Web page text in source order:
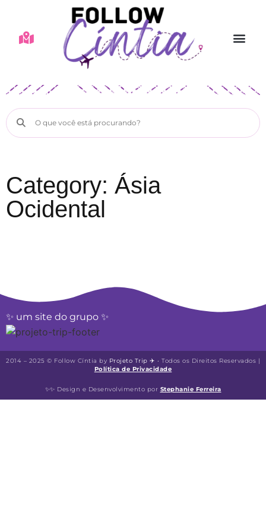
Category: Ásia
Ocidental
✨ um site do grupo ✨
2014 – 2025 © Follow Cíntia by Projeto Trip ✈️ • Todos os Direitos Reservados |
Política de Privacidade
✨✨ Design e Desenvolvimento por Stephanie Ferreira